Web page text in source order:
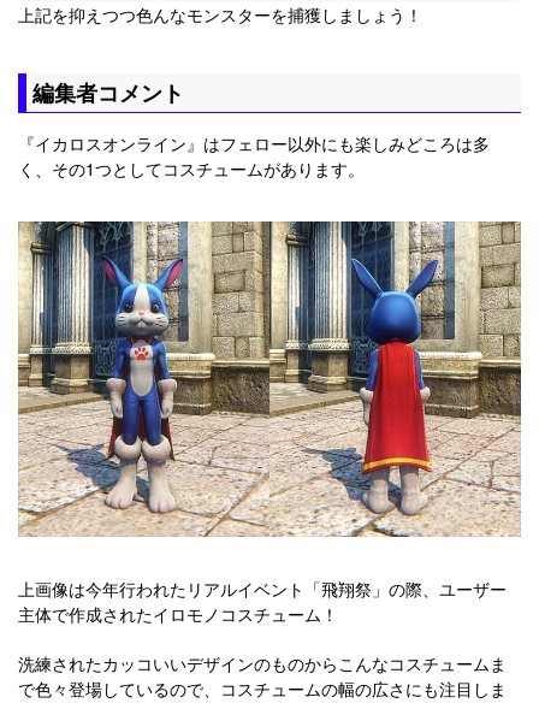
上記を抑えつつ色んなモンスターを捕獲しましょう！
編集者コメント
『イカロスオンライン』はフェロー以外にも楽しみどころは多
く、その1つとしてコスチュームがあります。
上画像は今年行われたリアルイベント「飛翔祭」の際、ユーザー
主体で作成されたイロモノコスチューム！
洗練されたカッコいいデザインのものからこんなコスチュームま
で色々登場しているので、コスチュームの幅の広さにも注目しま